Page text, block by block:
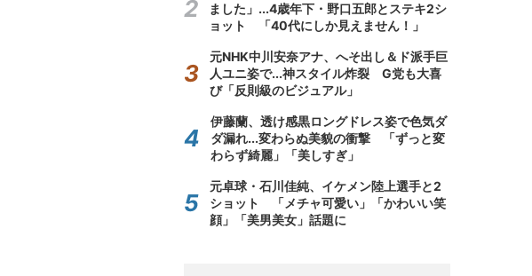
ました」...4歳年下・野口五郎とステキ2シ
ョット 「40代にしか見えません！」
元NHK中川安奈アナ、へそ出し＆ド派手巨
人ユニ姿で...神スタイル炸裂 G党も大喜
び「反則級のビジュアル」
伊藤蘭、透け感黒ロングドレス姿で色気ダ
ダ漏れ...変わらぬ美貌の衝撃 「ずっと変
わらず綺麗」「美しすぎ」
元卓球・石川佳純、イケメン陸上選手と2
ショット 「メチャ可愛い」「かわいい笑
顔」「美男美女」話題に